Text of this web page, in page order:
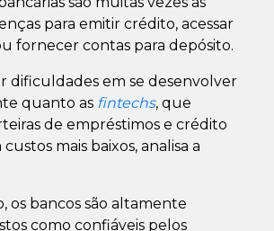
para emitir crédito, acessar
fornecer contas para depósito.
dificuldades em se desenvolver
quanto as fintechs, que
de empréstimos e crédito
mais baixos, analisa a
os bancos são altamente
como confiáveis pelos